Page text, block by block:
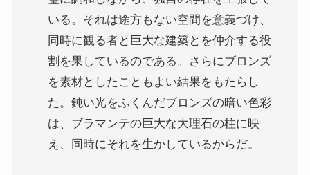
いる。それは途方もない空間を意義づけ、
同時に観る者と巨大な建築とを仲介する役
割を果しているのである。さらにブロンズ
を素材としたこともよい結果をもたらし
た。鈍い光をふくんだブロンズの暗い色彩
は、ブラマンテの巨大な大理石の柱に映
え、同時にそれを生かしているからだ。